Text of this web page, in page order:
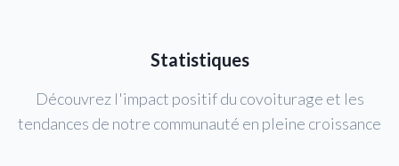
Statistiques
Découvrez l'impact positif du covoiturage et les
tendances de notre communauté en pleine croissance